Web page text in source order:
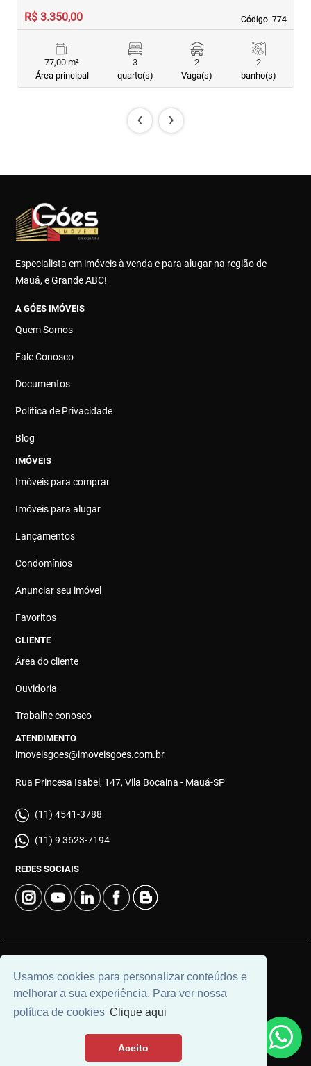
Usamos cookies para personalizar conteúdos e
melhorar a sua experiência. Para ver nossa
política de cookies Clique aqui
Aceito
Código. 774
Código. 774
R$ 3.350,00
77,00 m²
Área principal
3
quarto(s)
2
Vaga(s)
2
banho(s)
‹ ›
Especialista em imóveis à venda e para alugar na região de
Mauá, e Grande ABC!
A GÓES IMÓVEIS
Quem Somos
Fale Conosco
Documentos
Política de Privacidade
Blog
IMÓVEIS
Imóveis para comprar
Imóveis para alugar
Lançamentos
Condomínios
Anunciar seu imóvel
Favoritos
CLIENTE
Área do cliente
Ouvidoria
Trabalhe conosco
ATENDIMENTO
imoveisgoes@imoveisgoes.com.br
Rua Princesa Isabel, 147, Vila Bocaina - Mauá-SP
(11) 4541-3788
(11) 9 3623-7194
REDES SOCIAIS
Universal Software.